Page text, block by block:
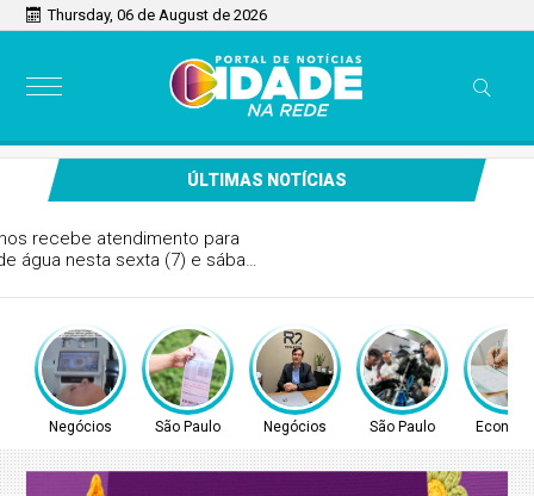
Thursday, 06 de August de 2026
ÚLTIMAS NOTÍCIAS
Comunidade de Guarulhos recebe atendimento para
regularização de débitos de água nesta sexta (7) e sábado
Negócios São Paulo Negócios São Paulo